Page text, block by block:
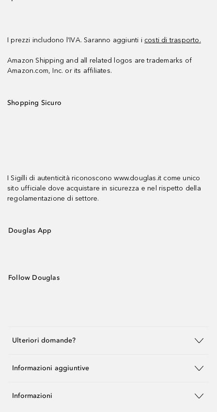
I prezzi includono l’IVA. Saranno aggiunti i costi di trasporto.
Amazon Shipping and all related logos are trademarks of
Amazon.com, Inc. or its affiliates.
Shopping Sicuro
I Sigilli di autenticità riconoscono www.douglas.it come unico
sito ufficiale dove acquistare in sicurezza e nel rispetto della
regolamentazione di settore.
Douglas App
Follow Douglas
Ulteriori domande?
Informazioni aggiuntive
Informazioni